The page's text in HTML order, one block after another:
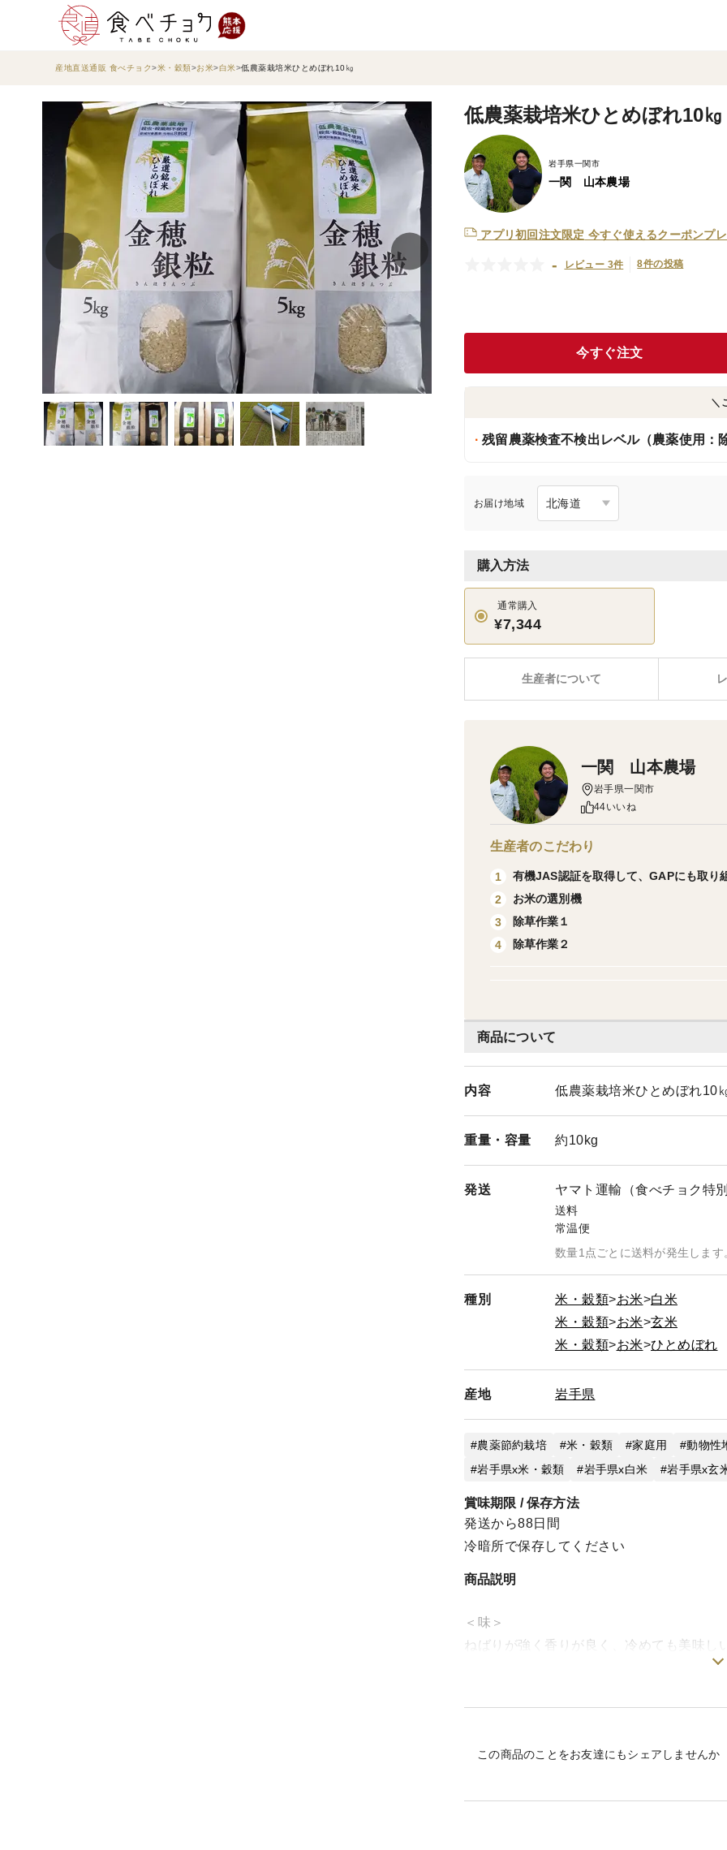
産地直送通販 食べチョク 米・穀類 お米 白米 低農薬栽培米ひとめぼれ10㎏
低農薬栽培米ひとめぼれ10㎏
岩手県一関市
一関 山本農場
アプリ初回注文限定 今すぐ使えるクーポンプ
- レビュー 3件 8件の投稿
今すぐ注文
＼
残留農薬検査不検出レベル（農薬使用：
お届け地域
購入方法
通常購入
¥7,344
生産者について
商品について
内容 低農薬栽培米ひとめぼれ10
重量・ 容量 約10kg
発送 ヤマト運輸（食べチョク特別
送料
常温便
数量1点ごとに送料が発生します
種別 米・穀類 お米
白米
米・穀類
お米 玄米
米・穀類
お米 ひとめぼれ
産地 岩手県
農薬節約栽培 米・穀類 家庭用 動物性
岩手県x米・穀類
岩手県x白米 岩手県x玄
賞味期限 / 保存方法
発送から88日間
冷暗所で保存してください
商品説明
＜味＞
ねばりが強く香りが良く、冷めても美味し
＜選べる＞
この商品のことをお友達にもシェアしませんか
一関 山本農場
岩手県一関市
44いいね
生産者のこだわり
1
有機JAS認証を取得して、GAPにも取り
2
お米の選別機
3
除草作業１
4
除草作業２